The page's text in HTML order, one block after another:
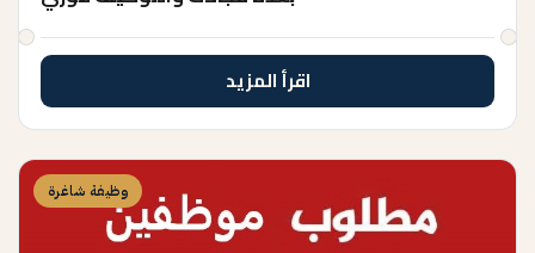
اقرأ المزيد
وظيفة شاغرة